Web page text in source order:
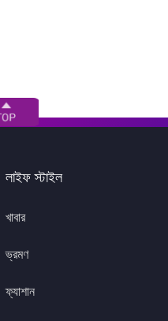
লাইফ স্টাইল
খাবার
ভ্রমণ
ফ্যাশান